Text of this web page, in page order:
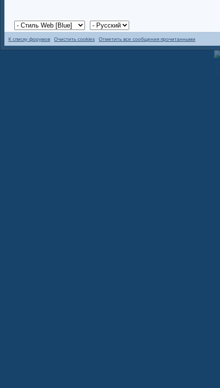
К списку форумов Очистить cookies Отметить все сообщения прочитанными